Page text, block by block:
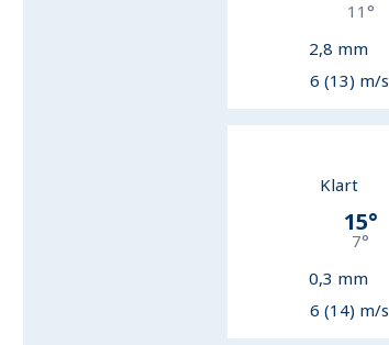
11 °
2,8 mm
6 (13) m/s
Klart
15°
7°
0,3 mm
6 (14) m/s